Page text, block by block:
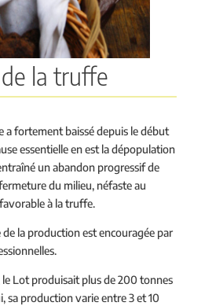
la truffe
fortement baissé depuis le début
essentielle en est la dépopulation
un abandon progressif de
du milieu, néfaste au
à la truffe.
de la production est encouragée par
le Lot produisait plus de 200 tonnes
sa production varie entre 3 et 10